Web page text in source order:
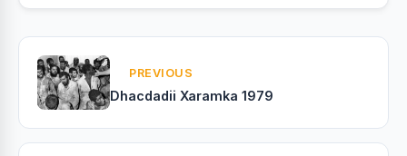
PREVIOUS
Dhacdadii Xaramka 1979